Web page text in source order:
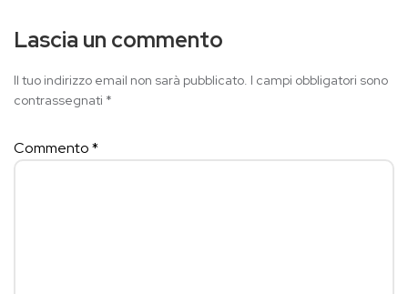
Lascia un commento
Il tuo indirizzo email non sarà pubblicato. I campi obbligatori sono
contrassegnati *
Commento*